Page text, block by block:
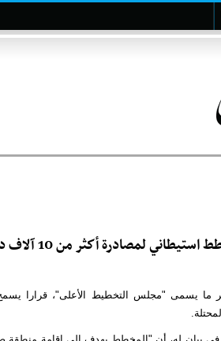
لمصادرة أكثر من 10 آلاف دونم في الضفة الغربية
ما يسمى "مجلس التخطيط الأعلى"، قرارا